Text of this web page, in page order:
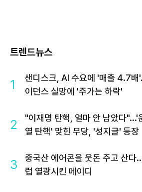
트렌드뉴스
1
샌디스크, AI 수요에 '매출 4.7배
이던스 실망에 '주가는 하락'
2
"이재명 탄핵, 얼마 안 남았다"...'
열 탄핵' 맞힌 무당, '성지글' 등장
3
중국산 에어콘을 웃돈 주고 산다
럽 열광시킨 메이디